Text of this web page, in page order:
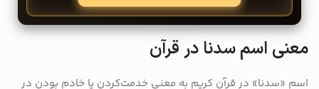
معنی اسم سدنا در قرآن
اسم «سدنا» در قرآن کریم به معنی خدمت‌کردن یا خادم بودن در